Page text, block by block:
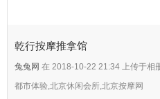
乾行按摩推拿馆
兔兔网 在 2018-10-22 21:34 上传于相
都市体验,北京休闲会所,北京按摩网